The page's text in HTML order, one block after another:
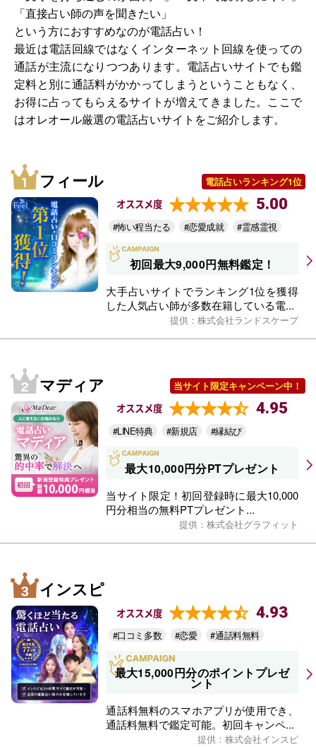
「直接占い師の声を聞きたい」
という方におすすめなのが電話占い！
最近は電話回線ではなくインターネット回線を使っての
通話が主流になりつつあります。電話占いサイトでも鑑
定料と別に通話料がかかってしまうということもなく、
お得に占ってもらえるサイトが増えてきました。ここで
はオレオール厳選の電話占いサイトをご紹介します。
フィール 電話占いランキング1位
オススメ度 5.00
#怖い程当たる #恋愛成就 #霊感霊視
初回最大9,000円無料鑑定！
大手占いサイトでランキング1位を獲得
した人気占い師が多数在籍している電...
提供：株式会社ランドスケープ
マディア 当サイト限定キャンペーン中！
オススメ度 4.95
#LINE特典 #新規店 #縁結び
最大10,000円分PTプレゼント
当サイト限定！初回登録時に最大10,000
円分相当の無料PTプレゼント...
提供：株式会社グラフィット
インスピ
オススメ度 4.93
#口コミ多数 #恋愛 #通話料無料
最大15,000円分のポイントプレゼ
ント
通話料無料のスマホアプリが使用でき、
通話料無料で鑑定可能。初回キャンペ...
提供：株式会社インスピ